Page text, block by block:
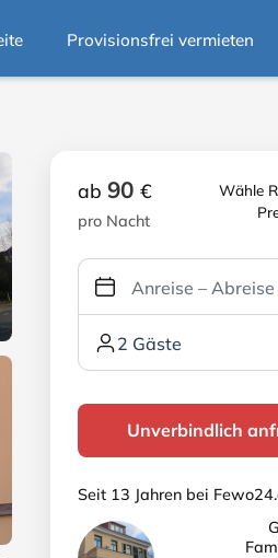
Provisionsfrei vermieten
Wähle
ab 90 €
pro Nacht
2 Gäste
Unverbindlich
Seit 13 Jahren bei